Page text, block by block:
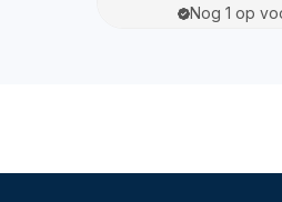
Nog 1 op